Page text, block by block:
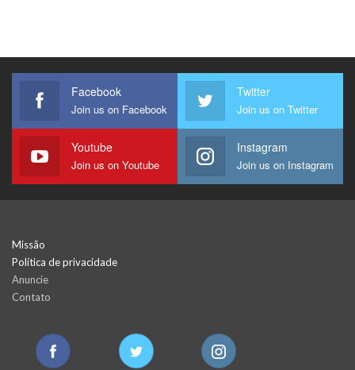
Facebook
Join us on Facebook
Twitter
Join us on Twitter
Youtube
Join us on Youtube
Instagram
Join us on Instagram
Missão
Política de privacidade
Anuncie
Contato